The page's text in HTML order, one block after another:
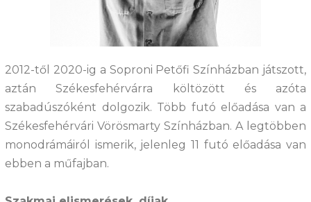
2012-től 2020-ig a Soproni Petőfi Színházban játszott,
aztán Székesfehérvárra költözött és azóta
szabadúszóként dolgozik. Több futó előadása van a
Székesfehérvári Vörösmarty Színházban. A legtöbben
monodrámáiról ismerik, jelenleg 11 futó előadása van
ebben a műfajban.